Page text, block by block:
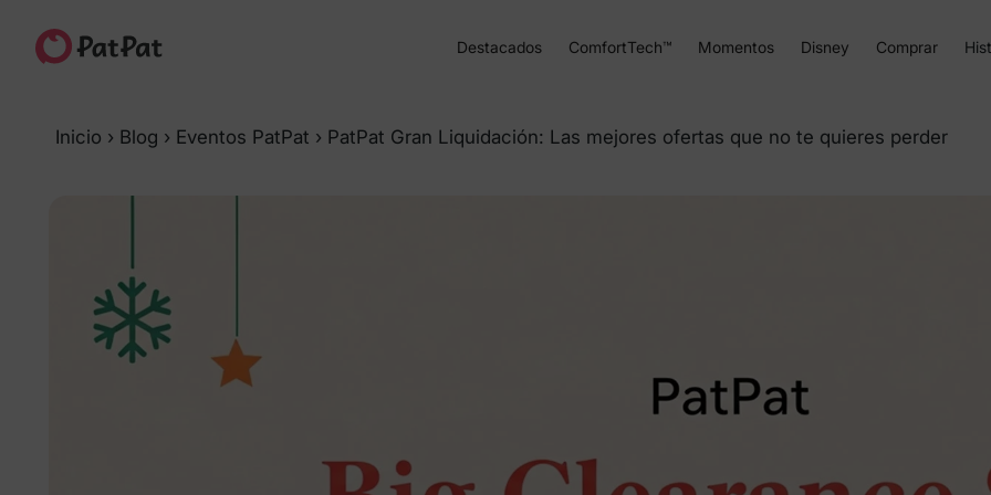
Destacados ComfortTech™ Momentos Disney Comprar
Inicio › Blog › Eventos PatPat › PatPat Gran Liquidación: Las mejores ofertas que no te quieres perder